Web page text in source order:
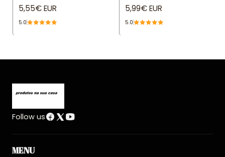
5,55€ EUR
5.0
5,99€ EUR
5.0
Follow us
MENU